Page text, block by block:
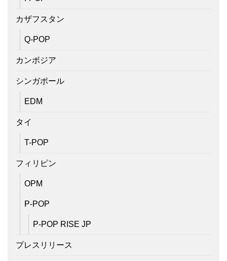
カザフスタン
Q-POP
カンボジア
シンガポール
EDM
タイ
T-POP
フィリピン
OPM
P-POP
P-POP RISE JP
プレスリリース